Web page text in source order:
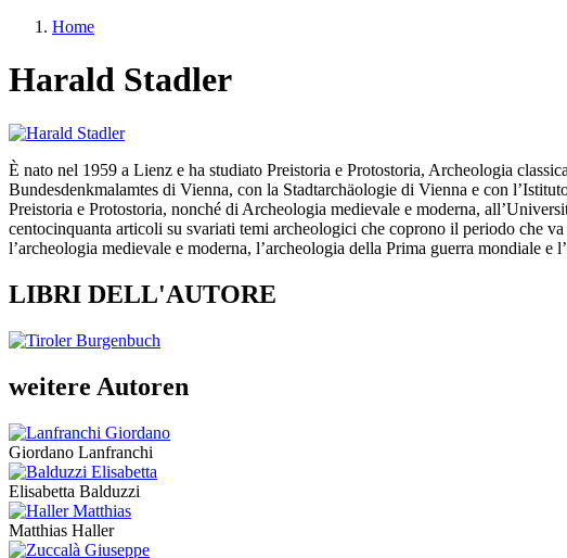
Home
Harald Stadler
È nato nel 1959 a Lienz e ha studiato Preistoria e Protostoria, Archeologia
Bundesdenkmalamtes di Vienna, con la Stadtarchäologie di Vienna e con
Preistoria e Protostoria, nonché di Archeologia medievale e moderna,
centocinquanta articoli su svariati temi archeologici che coprono il periodo che
l’archeologia medievale e moderna, l’archeologia della Prima guerra mondiale e
LIBRI DELL'AUTORE
weitere Autoren
Giordano Lanfranchi
Elisabetta Balduzzi
Matthias Haller